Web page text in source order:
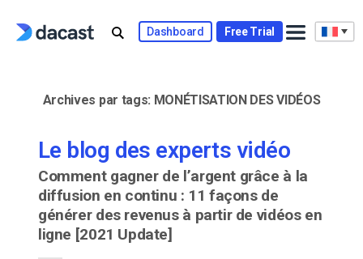
Dashboard Free Trial
Archives par tags: MONÉTISATION DES VIDÉOS
Le blog des experts vidéo
Comment gagner de l’argent grâce à la
diffusion en continu : 11 façons de
générer des revenus à partir de vidéos en
ligne [2021 Update]